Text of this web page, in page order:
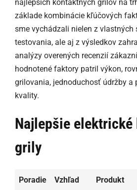
najlepších kontaktných grilov na
základe kombinácie kľúčových
sme vychádzali nielen z vlastných
testovania, ale aj z výsledkov
analýzy overených recenzií
hodnotené faktory patril výkon,
grilovania, jednoduchosť údržby a
kvality.
Najlepšie elektrické
grily
Poradie Vzhľad Produkt